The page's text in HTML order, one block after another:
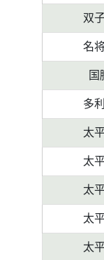
双
名
国
多
太
太
太
太
太